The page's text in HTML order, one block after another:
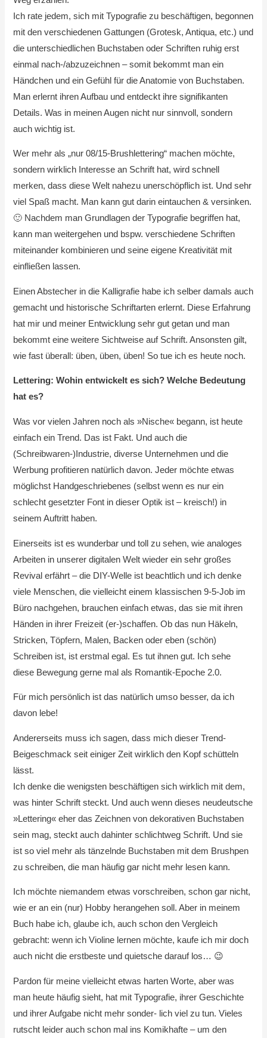
Ich rate jedem, sich mit Typografie zu beschäftigen, begonnen
mit den verschiedenen Gattungen (Grotesk, Antiqua, etc.) und
die unterschiedlichen Buchstaben oder Schriften ruhig erst
einmal nach-/abzuzeichnen – somit bekommt man ein
Händchen und ein Gefühl für die Anatomie von Buchstaben.
Man erlernt ihren Aufbau und entdeckt ihre signifikanten
Details. Was in meinen Augen nicht nur sinnvoll, sondern
auch wichtig ist.
Wer mehr als „nur 08/15-Brushlettering“ machen möchte,
sondern wirklich Interesse an Schrift hat, wird schnell
merken, dass diese Welt nahezu unerschöpflich ist. Und sehr
viel Spaß macht. Man kann gut darin eintauchen & versinken.
🙂 Nachdem man Grundlagen der Typografie begriffen hat,
kann man weitergehen und bspw. verschiedene Schriften
miteinander kombinieren und seine eigene Kreativität mit
einfließen lassen.
Einen Abstecher in die Kalligrafie habe ich selber damals auch
gemacht und historische Schriftarten erlernt. Diese Erfahrung
hat mir und meiner Entwicklung sehr gut getan und man
bekommt eine weitere Sichtweise auf Schrift. Ansonsten gilt,
wie fast überall: üben, üben, üben! So tue ich es heute noch.
Lettering: Wohin entwickelt es sich? Welche Bedeutung
hat es?
Was vor vielen Jahren noch als »Nische« begann, ist heute
einfach ein Trend. Das ist Fakt. Und auch die
(Schreibwaren-)Industrie, diverse Unternehmen und die
Werbung profitieren natürlich davon. Jeder möchte etwas
möglichst Handgeschriebenes (selbst wenn es nur ein
schlecht gesetzter Font in dieser Optik ist – kreisch!) in
seinem Auftritt haben.
Einerseits ist es wunderbar und toll zu sehen, wie analoges
Arbeiten in unserer digitalen Welt wieder ein sehr großes
Revival erfährt – die DIY-Welle ist beachtlich und ich denke
viele Menschen, die vielleicht einem klassischen 9-5-Job im
Büro nachgehen, brauchen einfach etwas, das sie mit ihren
Händen in ihrer Freizeit (er-)schaffen. Ob das nun Häkeln,
Stricken, Töpfern, Malen, Backen oder eben (schön)
Schreiben ist, ist erstmal egal. Es tut ihnen gut. Ich sehe
diese Bewegung gerne mal als Romantik-Epoche 2.0.
Für mich persönlich ist das natürlich umso besser, da ich
davon lebe!
Andererseits muss ich sagen, dass mich dieser Trend-
Beigeschmack seit einiger Zeit wirklich den Kopf schütteln
lässt.
Ich denke die wenigsten beschäftigen sich wirklich mit dem,
was hinter Schrift steckt. Und auch wenn dieses neudeutsche
»Lettering« eher das Zeichnen von dekorativen Buchstaben
sein mag, steckt auch dahinter schlichtweg Schrift. Und sie
ist so viel mehr als tänzelnde Buchstaben mit dem Brushpen
zu schreiben, die man häufig gar nicht mehr lesen kann.
Ich möchte niemandem etwas vorschreiben, schon gar nicht,
wie er an ein (nur) Hobby herangehen soll. Aber in meinem
Buch habe ich, glaube ich, auch schon den Vergleich
gebracht: wenn ich Violine lernen möchte, kaufe ich mir doch
auch nicht die erstbeste und quietsche darauf los… 😉
Pardon für meine vielleicht etwas harten Worte, aber was
man heute häufig sieht, hat mit Typografie, ihrer Geschichte
und ihrer Aufgabe nicht mehr sonder- lich viel zu tun. Vieles
rutscht leider auch schon mal ins Komikhafte – um den